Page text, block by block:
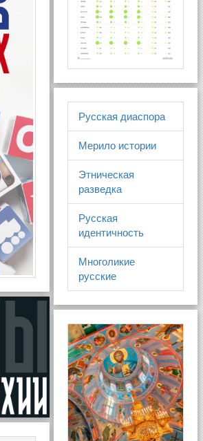
Русская диаспора
Мерило истории
Этническая
разведка
Русская
идентичность
Многоликие
русские